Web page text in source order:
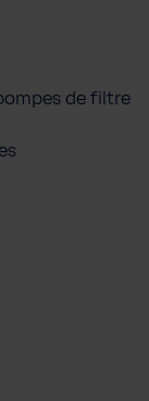
de filtre